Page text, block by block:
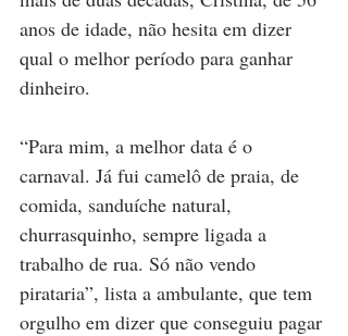
anos de idade, não hesita em dizer
qual o melhor período para ganhar
dinheiro.
“Para mim, a melhor data é o
carnaval. Já fui camelô de praia, de
comida, sanduíche natural,
churrasquinho, sempre ligada a
trabalho de rua. Só não vendo
pirataria”, lista a ambulante, que tem
orgulho em dizer que conseguiu pagar